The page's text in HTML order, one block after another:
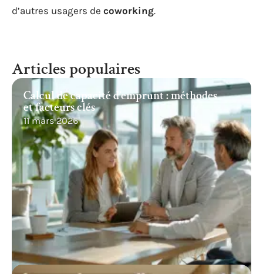
d’autres usagers de coworking.
Articles populaires
Calcul de capacité d’emprunt : méthodes
et facteurs clés
11 mars 2026